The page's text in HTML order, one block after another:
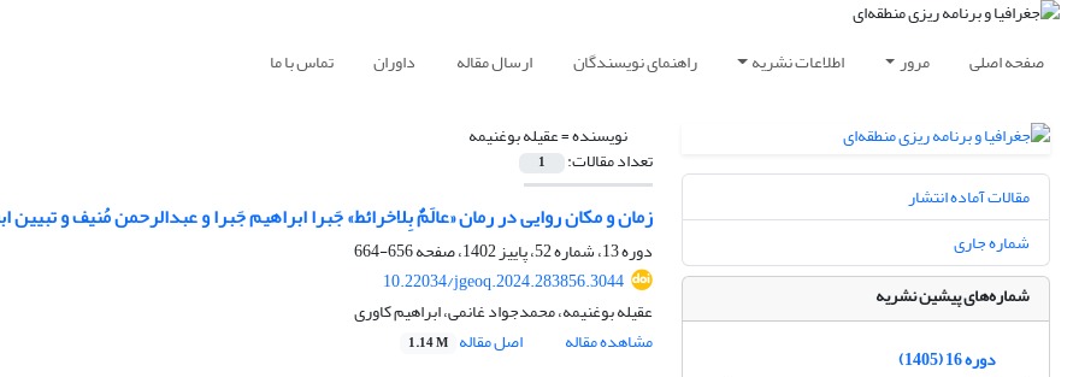
صفحه اصلی مرور اطلاعات نشریه راهنمای نویسندگان ارسال مقاله داوران تماس با ما
نویسنده =عقیله بوغنیمه
تعداد مقالات: 1
زمان و مکان روایی در رمان «عالَمٌ بِلاخرائط» جَبرا ابراهیم جَبرا و عبدالرحمن مُنیف و تبیین
دوره 13، شماره 52، پاییز 1402، صفحه
656-664
10.22034/jgeoq.2024.283856.3044
عقیله بوغنیمه، محمدجواد غانمی، ابراهیم کاوری
مشاهده مقاله
اصل مقاله 1.14 M
مقالات آماده انتشار
شماره جاری
شماره‌های پیشین نشریه
دوره 16 (1405)